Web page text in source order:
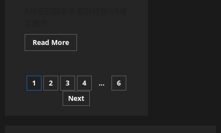
掀
話
題
Read MoreRead
more
像
總
動
員！
IVE
文 1 2 3 4 ...
6
Next